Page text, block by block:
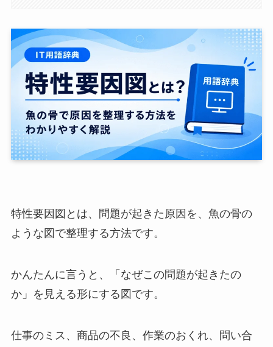
特性要因図とは、問題が起きた原因を、魚の骨の
ような図で整理する方法です。
かんたんに言うと、「なぜこの問題が起きたの
か」を見える形にする図です。
仕事のミス、商品の不良、作業のおくれ、問い合